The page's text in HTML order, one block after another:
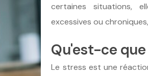
certaines situations,
excessives ou
Qu'est-ce que
Le stress est une